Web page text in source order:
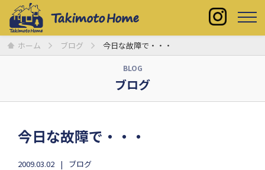
ホーム ブログ 今日な故障で・・・
BLOG
ブログ
今日な故障で・・・
2009.03.02 ブログ